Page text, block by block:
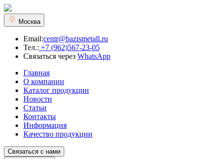
Москва
Email:centr@bazismetall.ru
Тел.: +7 (962)567-23-05
Связаться через WhatsApp
Главная
О компании
Каталог продукции
Новости
Статьи
Контакты
Информация
Качество продукции
Связаться с нами